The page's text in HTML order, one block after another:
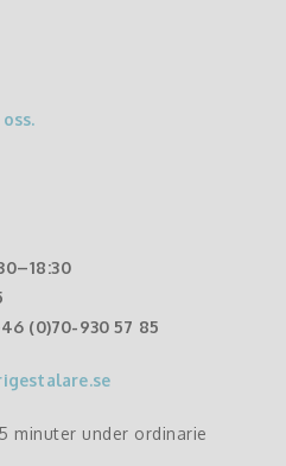
(0)70-930 57 85
minuter under ordinarie